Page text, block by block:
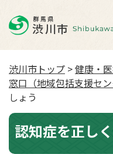
渋川市トップ >健康・
窓口（地域包括支援セン
しょう
認知症を正し